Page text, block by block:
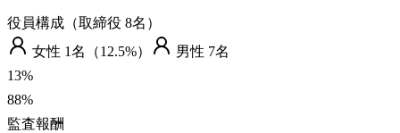
役員構成（取締役 8名）
女性 1名（12.5%） 男性 7名
13%
88%
監査報酬